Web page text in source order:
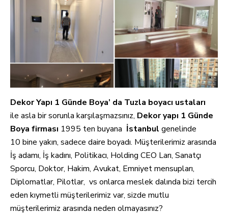
Dekor Yapı 1 Günde Boya’ da Tuzla boyacı ustaları
ile asla bir sorunla karşılaşmazsınız, Dekor yapı 1 Günde
Boya firması 1995 ten buyana İstanbul genelinde
10 bine yakın, sadece daire boyadı. Müşterilerimiz arasında
İş adamı, İş kadını, Politikacı, Holding CEO Ları, Sanatçı
Sporcu, Doktor, Hakim, Avukat, Emniyet mensupları,
Diplomatlar, Pilotlar, vs onlarca meslek dalında bizi tercih
eden kıymetli müşterilerimiz var, sizde mutlu
müşterilerimiz arasında neden olmayasınız?